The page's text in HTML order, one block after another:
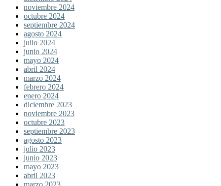
noviembre 2024
octubre 2024
septiembre 2024
agosto 2024
julio 2024
junio 2024
mayo 2024
abril 2024
marzo 2024
febrero 2024
enero 2024
diciembre 2023
noviembre 2023
octubre 2023
septiembre 2023
agosto 2023
julio 2023
junio 2023
mayo 2023
abril 2023
marzo 2023